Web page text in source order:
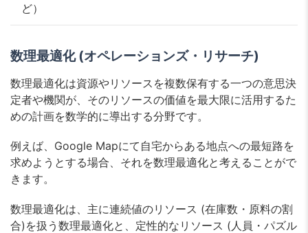
ど）
数理最適化 (オペレーションズ・リサーチ)
数理最適化は資源やリソースを複数保有する一つの意思決
定者や機関が、そのリソースの価値を最大限に活用するた
めの計画を数学的に導出する分野です。
例えば、Google Mapにて自宅からある地点への最短路を
求めようとする場合、それを数理最適化と考えることがで
きます。
数理最適化は、主に連続値のリソース (在庫数・原料の割
合)を扱う数理最適化と、定性的なリソース (人員・パズル